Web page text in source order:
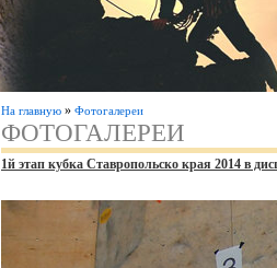
На главную » Фотогалереи
ФОТОГАЛЕРЕИ
1й этап кубка Ставропольско края 2014 в